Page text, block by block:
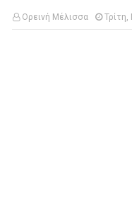
Ορεινή Μέλισσα Τρίτη,